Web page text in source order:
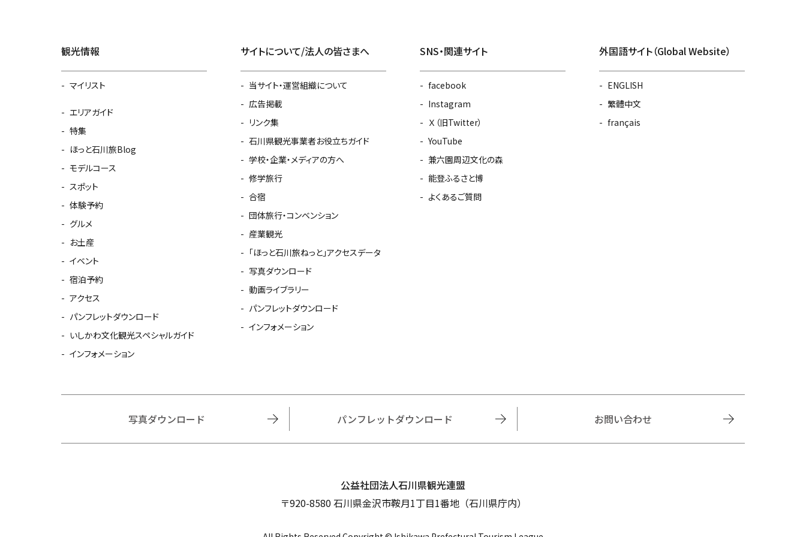
観光情報
マイリスト
エリアガイド
特集
ほっと石川旅Blog
モデルコース
スポット
体験予約
グルメ
お土産
イベント
宿泊予約
アクセス
パンフレットダウンロード
いしかわ文化観光スペシャルガイド
インフォメーション
サイトについて/法人の皆さまへ
当サイト・運営組織について
広告掲載
リンク集
石川県観光事業者お役立ちガイド
学校・企業・メディアの方へ
修学旅行
合宿
団体旅行・コンベンション
産業観光
「ほっと石川旅ねっと」アクセスデータ
写真ダウンロード
動画ライブラリー
パンフレットダウンロード
インフォメーション
SNS・関連サイト
facebook
Instagram
Ｘ（旧Twitter）
YouTube
兼六園周辺文化の森
能登ふるさと博
よくあるご質問
外国語サイト（Global Website）
ENGLISH
繁體中文
français
写真ダウンロード パンフレットダウンロード お問い合わせ
公益社団法人石川県観光連盟
〒920-8580 石川県金沢市鞍月1丁目1番地（石川県庁内）